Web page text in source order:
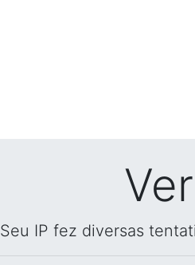
Seu IP fez diversas